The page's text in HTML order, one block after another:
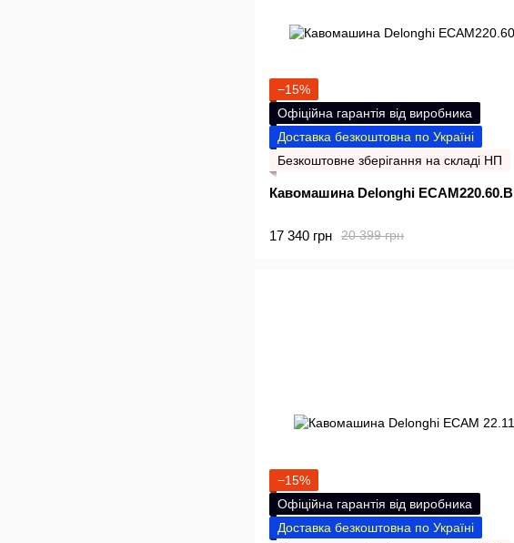
−15%
Офіційна гарантія від виробника
Доставка безкоштовна по Україні
Безкоштовне зберігання на складі НП
Кавомашина Delonghi ECAM220.60.B
20 399 грн
17 340 грн
−15%
Офіційна гарантія від виробника
Доставка безкоштовна по Україні